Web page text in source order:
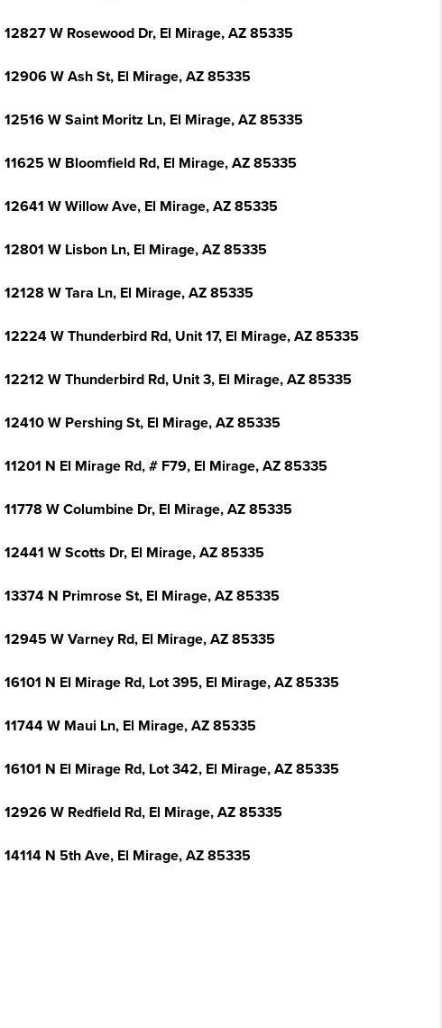
12827 W Rosewood Dr, El Mirage, AZ 85335
12906 W Ash St, El Mirage, AZ 85335
12516 W Saint Moritz Ln, El Mirage, AZ 85335
11625 W Bloomfield Rd, El Mirage, AZ 85335
12641 W Willow Ave, El Mirage, AZ 85335
12801 W Lisbon Ln, El Mirage, AZ 85335
12128 W Tara Ln, El Mirage, AZ 85335
12224 W Thunderbird Rd, Unit 17, El Mirage, AZ 85335
12212 W Thunderbird Rd, Unit 3, El Mirage, AZ 85335
12410 W Pershing St, El Mirage, AZ 85335
11201 N El Mirage Rd, # F79, El Mirage, AZ 85335
11778 W Columbine Dr, El Mirage, AZ 85335
12441 W Scotts Dr, El Mirage, AZ 85335
13374 N Primrose St, El Mirage, AZ 85335
12945 W Varney Rd, El Mirage, AZ 85335
16101 N El Mirage Rd, Lot 395, El Mirage, AZ 85335
11744 W Maui Ln, El Mirage, AZ 85335
16101 N El Mirage Rd, Lot 342, El Mirage, AZ 85335
12926 W Redfield Rd, El Mirage, AZ 85335
14114 N 5th Ave, El Mirage, AZ 85335